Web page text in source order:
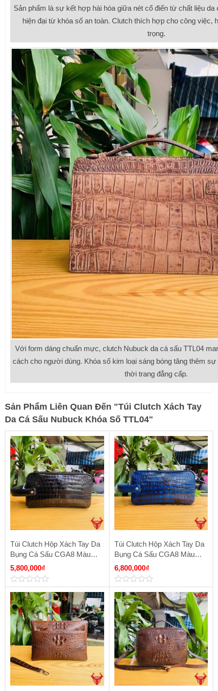
Sản phẩm là sự kết hợp hài hòa giữa nét cổ điển từ chất liệu
hiện đại từ khóa số an toàn. Clutch thích hợp cho công việc,
trọng.
Với form dáng chuẩn mực, clutch Nubuck da cá sấu TTL04
cách cho người dùng. Khóa số kim loại sáng bóng tăng thêm sự
thời trang đẳng cấp.
Sản Phẩm Liên Quan Đến "Túi Clutch Xách Tay
Da Cá Sấu Nubuck Khóa Số TTL04"
Túi Clutch Hộp Xách Tay Da
Bụng Cá Sấu CGA8 Màu
Đen
5,800,000₫
0
out
of
5
Túi Clutch Hộp Xách Tay Da
Bụng Cá Sấu CGA8 Màu
Xanh Patina
6,800,000₫
0
out
of
5